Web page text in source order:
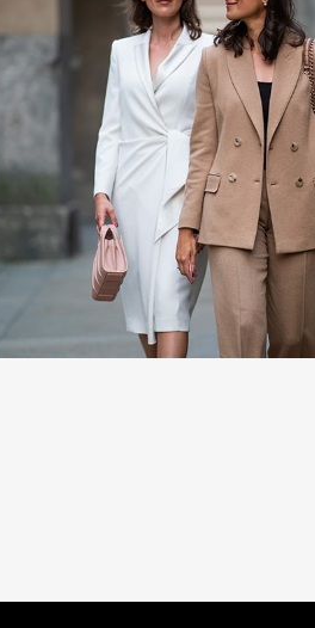
READ MORE